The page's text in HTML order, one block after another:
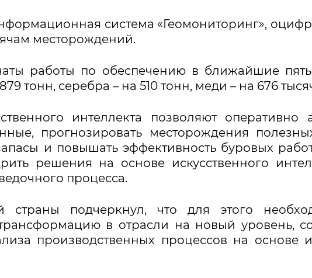
система «Геомониторинг»,
месторождений.
работы по обеспечению в ближайшие пять
тонн, серебра – на 510 тонн, меди – на 676
интеллекта позволяют оперативно
прогнозировать месторождения
и повышать эффективность буровых
решения на основе искусственного
процесса.
страны подчеркнул, что для этого
в отрасли на новый уровень,
производственных процессов на основе